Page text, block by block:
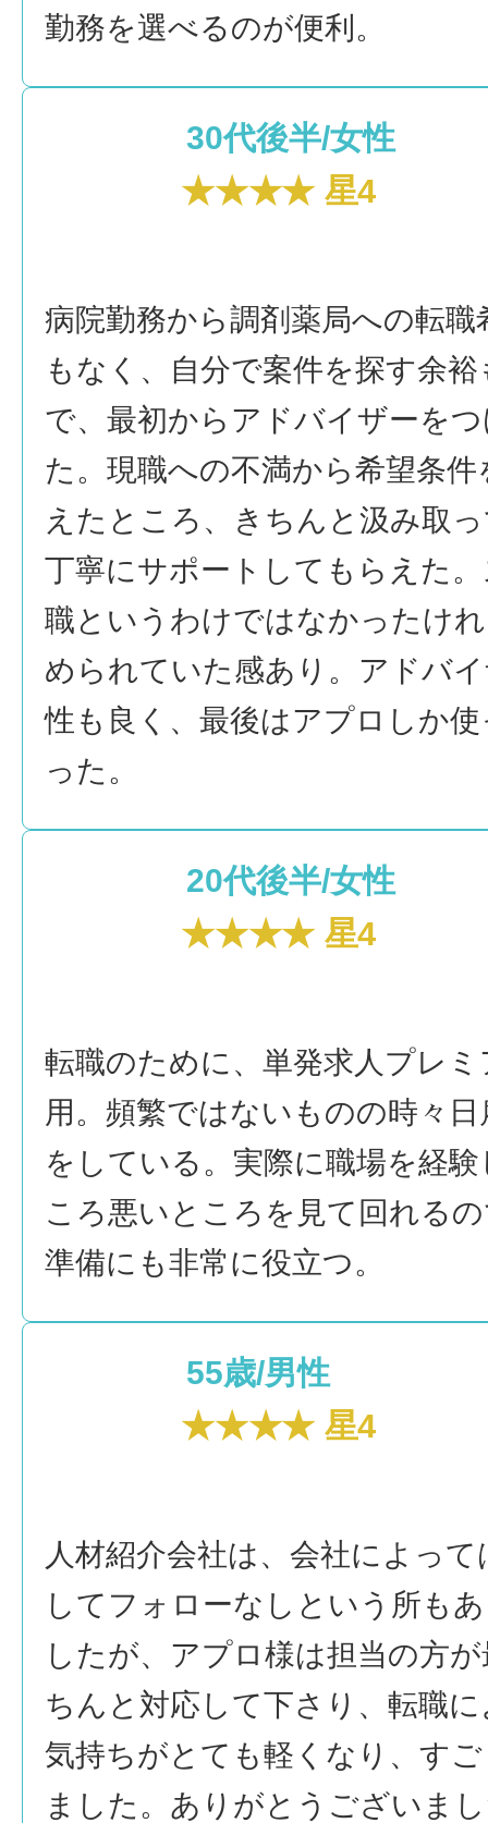
勤務を選べるのが便利。
30代後半/女性
★★★★ 星4
病院勤務から調剤薬局への転職
もなく、自分で案件を探す余
で、最初からアドバイザーを
た。現職への不満から希望条件
えたところ、きちんと汲み取
丁寧にサポートしてもらえた
職というわけではなかったけ
められていた感あり。アドバ
性も良く、最後はアプロしか
った。
20代後半/女性
★★★★ 星4
転職のために、単発求人プレ
用。頻繁ではないものの時々
をしている。実際に職場を経
ころ悪いところを見て回れる
準備にも非常に役立つ。
55歳/男性
★★★★ 星4
人材紹介会社は、会社によっ
してフォローなしという所も
したが、アプロ様は担当の方
ちんと対応して下さり、転職
気持ちがとても軽くなり、す
ました。ありがとうございま